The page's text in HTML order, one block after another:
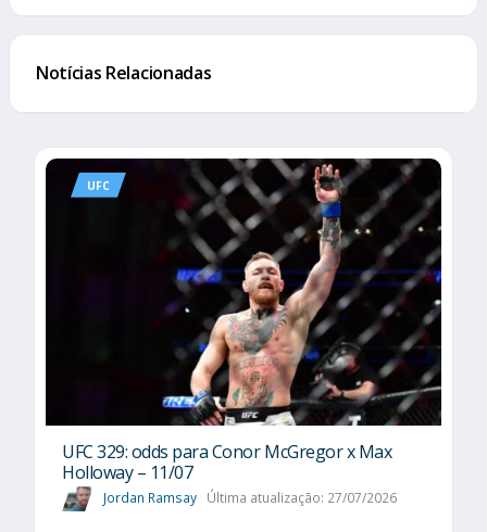
Notícias Relacionadas
UFC
UFC 329: odds para Conor McGregor x Max
Holloway – 11/07
Jordan Ramsay Última atualização: 27/07/2026